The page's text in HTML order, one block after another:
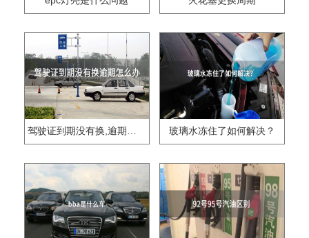
驾驶证到期没有换,逾期怎么办?? 玻璃水冻住了如何解决？